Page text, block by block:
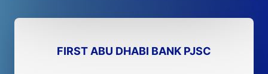
FIRST ABU DHABI BANK PJSC